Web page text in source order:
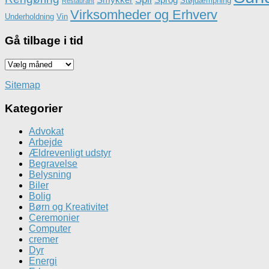
Underholdning Vin Virksomheder og Erhverv
Gå tilbage i tid
Gå
iSitemap
Kategorier
Advokat
Arbejde
Ældrevenligt udstyr
Begravelse
Belysning
Biler
Bolig
Børn og Kreativitet
Ceremonier
Computer
cremer
Dyr
Energi